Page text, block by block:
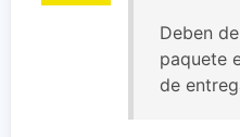
Deben
paquete
de